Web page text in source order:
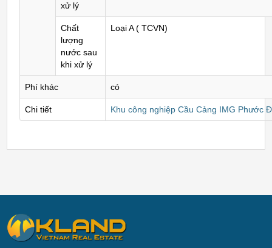
xử lý
Chất
lượng
nước sau
khi xử lý
Loại A ( TCVN)
Phí khác có
Chi tiết Khu công nghiệp Cầu Cảng IMG Phước